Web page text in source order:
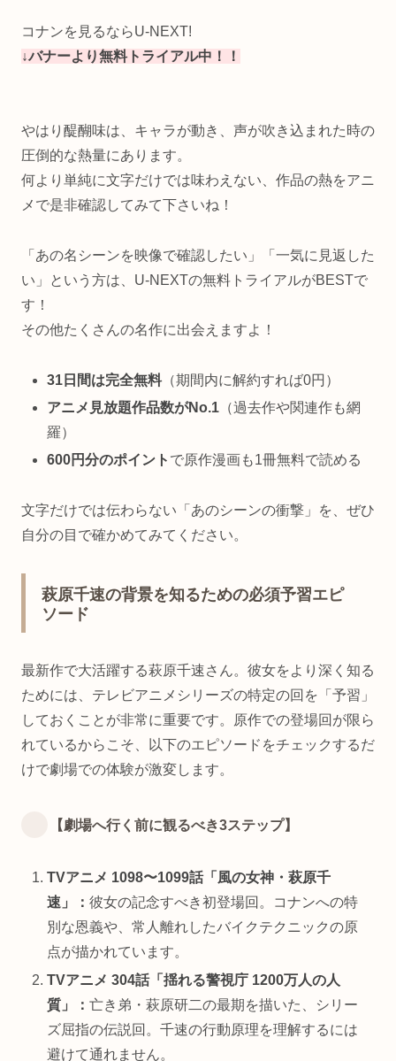
コナンを見るならU-NEXT!
↓バナーより無料トライアル中！！
やはり醍醐味は、キャラが動き、声が吹き込まれた時の
圧倒的な熱量にあります。
何より単純に文字だけでは味わえない、作品の熱をアニ
メで是非確認してみて下さいね！
「あの名シーンを映像で確認したい」「一気に見返した
い」という方は、U-NEXTの無料トライアルがBESTで
す！
その他たくさんの名作に出会えますよ！
31日間は完全無料（期間内に解約すれば0円）
アニメ見放題作品数がNo.1 （過去作や関連作も網
羅）
600円分のポイント で原作漫画も1冊無料で読める
文字だけでは伝わらない「あのシーンの衝撃」を、ぜひ
自分の目で確かめてみてください。
萩原千速の背景を知るための必須予習エピ
ソード
最新作で大活躍する萩原千速さん。彼女をより深く知る
ためには、テレビアニメシリーズの特定の回を「予習」
しておくことが非常に重要です。原作での登場回が限ら
れているからこそ、以下のエピソードをチェックするだ
けで劇場での体験が激変します。
【劇場へ行く前に観るべき3ステップ】
TVアニメ 1098〜1099話「風の女神・萩原千
速」：彼女の記念すべき初登場回。コナンへの特
別な恩義や、常人離れしたバイクテクニックの原
点が描かれています。
TVアニメ 304話「揺れる警視庁 1200万人の人
質」：亡き弟・萩原研二の最期を描いた、シリー
ズ屈指の伝説回。千速の行動原理を理解するには
避けて通れません。